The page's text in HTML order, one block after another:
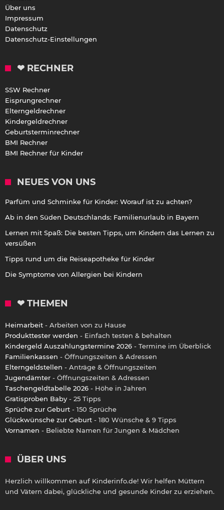
Über uns
Impressum
Datenschutz
Datenschutz-Einstellungen
❤ RECHNER
SSW Rechner
Eisprungrechner
Elterngeldrechner
Kindergeldrechner
Geburtsterminrechner
BMI Rechner
BMI Rechner für Kinder
NEUES VON UNS
Parfüm und Schminke für Kinder: Worauf ist zu achten?
Ab in den Süden Deutschlands: Familienurlaub in Bayern
Lernen mit Spaß: Die besten Tipps, um Kindern das Lernen zu
versüßen
Tipps rund um die Reiseapotheke für Kinder
Die Symptome von Allergien bei Kindern
❤ THEMEN
Heimarbeit - Arbeiten von zu Hause
Produkttester werden - Einfach testen & behalten
Kindergeld Auszahlungstermine 2026 - Termine im Überblick
Familienkassen - Öffnungszeiten & Adressen
Elterngeldstellen - Anträge & Öffnungszeiten
Jugendämter - Öffnungszeiten & Adressen
Taschengeldtabelle 2026 - Höhe in Jahren
Gratisproben Baby - 25 Tipps
Sprüche zur Geburt - 150 Sprüche
Glückwünsche zur Geburt - 180 Wünsche & 9 Tipps
Vornamen - Beliebte Namen für Jungen & Mädchen
ÜBER UNS
Herzlich willkommen auf Kinderinfo.de! Wir helfen Müttern
und Vätern dabei, glückliche und gesunde Kinder zu erziehen.